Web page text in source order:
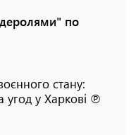
по
стану:
угод у Харкові ℗